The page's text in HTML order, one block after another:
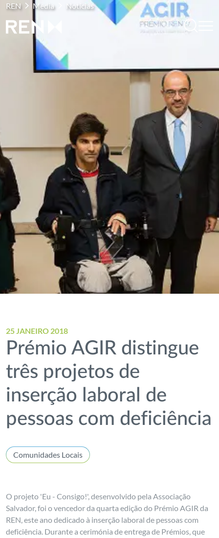
REN Media Notícias
25 JANEIRO 2018
Prémio AGIR distingue
três projetos de
inserção laboral de
pessoas com deficiência
Comunidades Locais
O projeto 'Eu - Consigo!', desenvolvido pela Associação
Salvador, foi o vencedor da quarta edição do Prémio AGIR da
REN, este ano dedicado à inserção laboral de pessoas com
deficiência. Durante a cerimónia de entrega de Prémios, que